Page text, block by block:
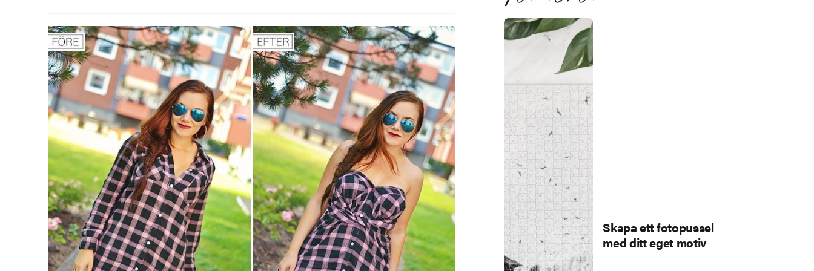
Skapa ett fotopussel
med ditt eget motiv